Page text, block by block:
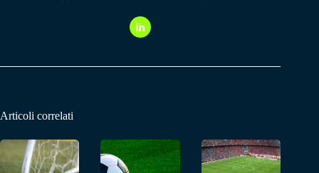
Articoli correlati